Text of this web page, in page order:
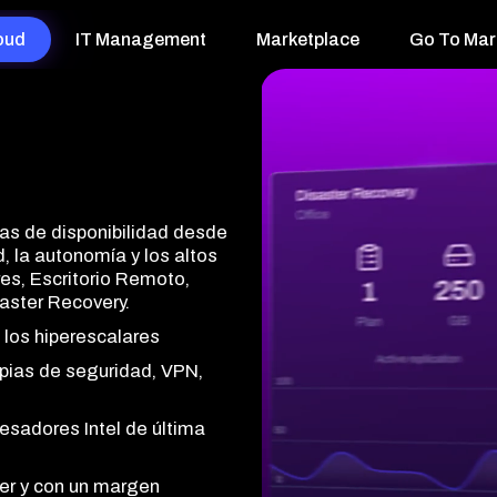
IT Management Marketplace Go To
de disponibilidad desde
la autonomía y los altos
Escritorio Remoto,
Recovery.
hiperescalares
de seguridad, VPN,
Intel de última
y con un margen
en cada dispositivo,
tu stack tecnológico
tiempo real y
a los problemas antes
avanzadas
políticas y
que tus clientes
herramientas de
de tus servicios
equipo comercial de la
más e incrementar el
blanca
tendencias de